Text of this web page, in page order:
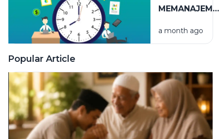
a month ago
Popular Article